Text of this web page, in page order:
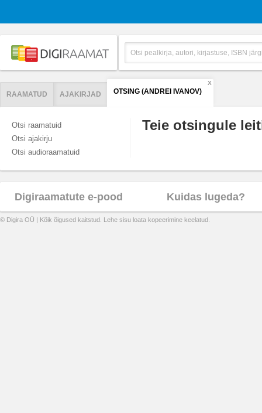
RAAMATUD AJAKIRJAD OTSING (ANDREI IVANOV)
X
Otsi raamatuid
Otsi ajakirju
Otsi audioraamatuid
Teie otsingule
Digiraamatute e-pood Kuidas lugeda?
© Digira OÜ | Kõik õigused kaitstud. Lehe sisu loata kopeerimine keelatud.